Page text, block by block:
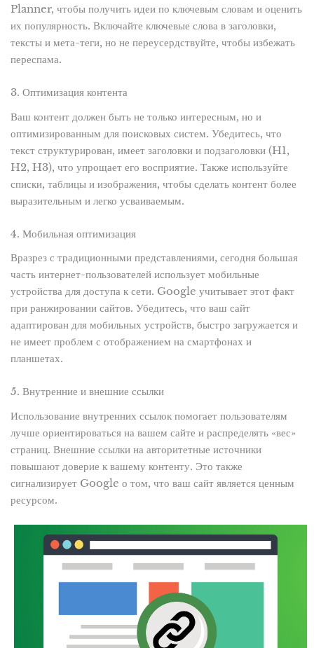
Planner, чтобы получить идеи по ключевым словам и оценить
их популярность. Включайте ключевые слова в заголовки,
тексты и мета-теги, но не переусердствуйте, чтобы избежать
переспама.
3. Оптимизация контента
Ваш контент должен быть не только интересным, но и
оптимизированным для поисковых систем. Убедитесь, что
текст структурирован, имеет заголовки и подзаголовки (H1,
H2, H3), что упрощает его восприятие. Также используйте
списки, таблицы и изображения, чтобы сделать контент более
выразительным и легко усваиваемым.
4. Мобильная оптимизация
Вразрез с традиционными представлениями, сегодня большая
часть интернет-пользователей использует мобильные
устройства для доступа к сети. Google учитывает этот факт
при ранжировании сайтов. Убедитесь, что ваш сайт
адаптирован для мобильных устройств, быстро загружается и
не имеет проблем с отображением на смартфонах и
планшетах.
5. Внутренние и внешние ссылки
Использование внутренних ссылок помогает пользователям
лучше ориентироваться на вашем сайте и распределять «вес»
страниц. Внешние ссылки на авторитетные источники
повышают доверие к вашему контенту. Это также
сигнализирует Google о том, что ваш сайт является ценным
ресурсом.